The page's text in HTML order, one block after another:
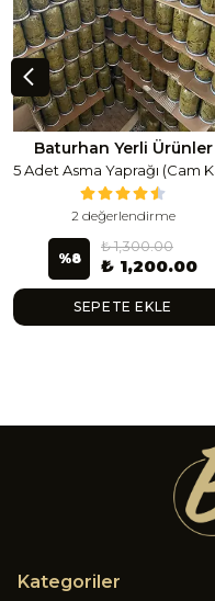
Baturhan Yerli Ürünler
2 değerlendirme
%8
₺ 1,300.00
₺ 1,200.00
SEPETE EKLE
Kategoriler